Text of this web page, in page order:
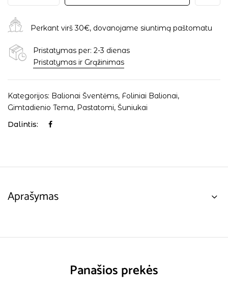
Perkant virš 30€, dovanojame siuntimą paštomatu
Pristatymas per: 2-3 dienas
Pristatymas ir Grąžinimas
Kategorijos: Balionai Šventėms, Foliniai Balionai,
Gimtadienio Tema, Pastatomi, Šuniukai
Dalintis:
Aprašymas
Panašios prekės